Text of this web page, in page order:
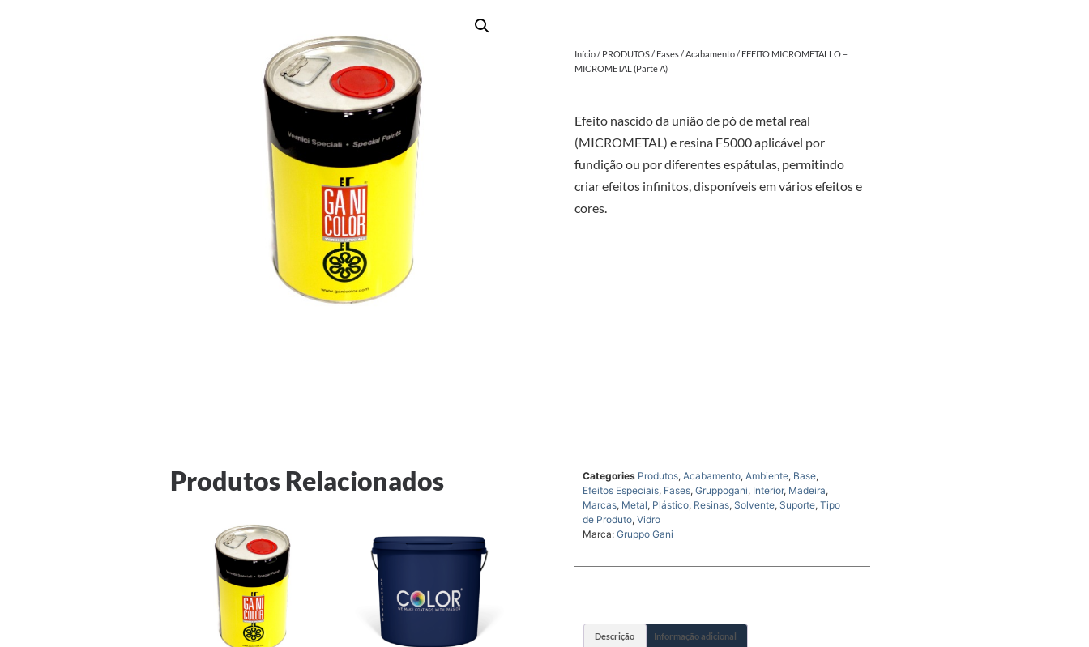
Início/ PRODUTOS/ Fases/ Acabamento/ EFEITO MICROMETALLO –
MICROMETAL (Parte A)
Efeito nascido da união de pó de metal real
(MICROMETAL) e resina F5000 aplicável por
fundição ou por diferentes espátulas, permitindo
criar efeitos infinitos, disponíveis em vários efeitos e
cores.
Produtos Relacionados Categories Produtos,Acabamento,Ambiente, Base,
Efeitos Especiais, Fases,Gruppogani, Interior, Madeira,
Marcas, Metal, Plástico, Resinas,Solvente,Suporte,Tipo
de Produto,Vidro
Marca:Gruppo Gani
Descrição Informação adicional